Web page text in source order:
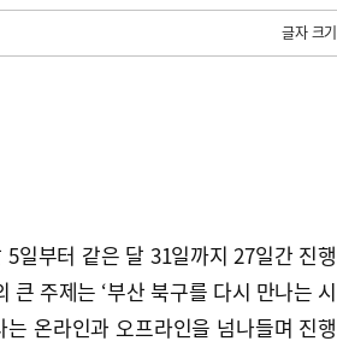
글자 크기
일부터 같은 달 31일까지 27일간 진행
주제는 ‘부산 북구를 다시 만나는 시
온라인과 오프라인을 넘나들며 진행